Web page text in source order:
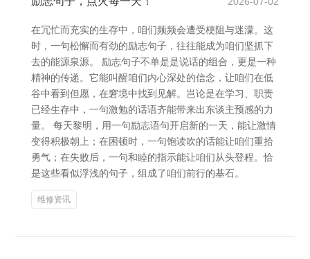
在冗忙而充实的生存中，咱们频频会遭受梗阻与迷濛。这
时，一句松懈而有劲的励志句子，往往能成为咱们坚抓下
去的能源泉源。 励志句子不单是是说话的组合，更是一种
精神的传递。它能叫醒咱们内心深处的信念，让咱们在低
谷中看到但愿，在窘境中找到见解。岂论是在学习、职责
已经生存中，一句激勉的话语齐能带来出东谈主预感的力
量。 每天黎明，用一句励志语句开启新的一天，能让激情
变得积极朝上；在困顿时，一句饱读吹的话能让咱们重拾
勇气；在失败后，一句和睦的指示能让咱们从头登程。恰
是这些看似浮浅的句子，组成了咱们前行的基石。
维修资讯